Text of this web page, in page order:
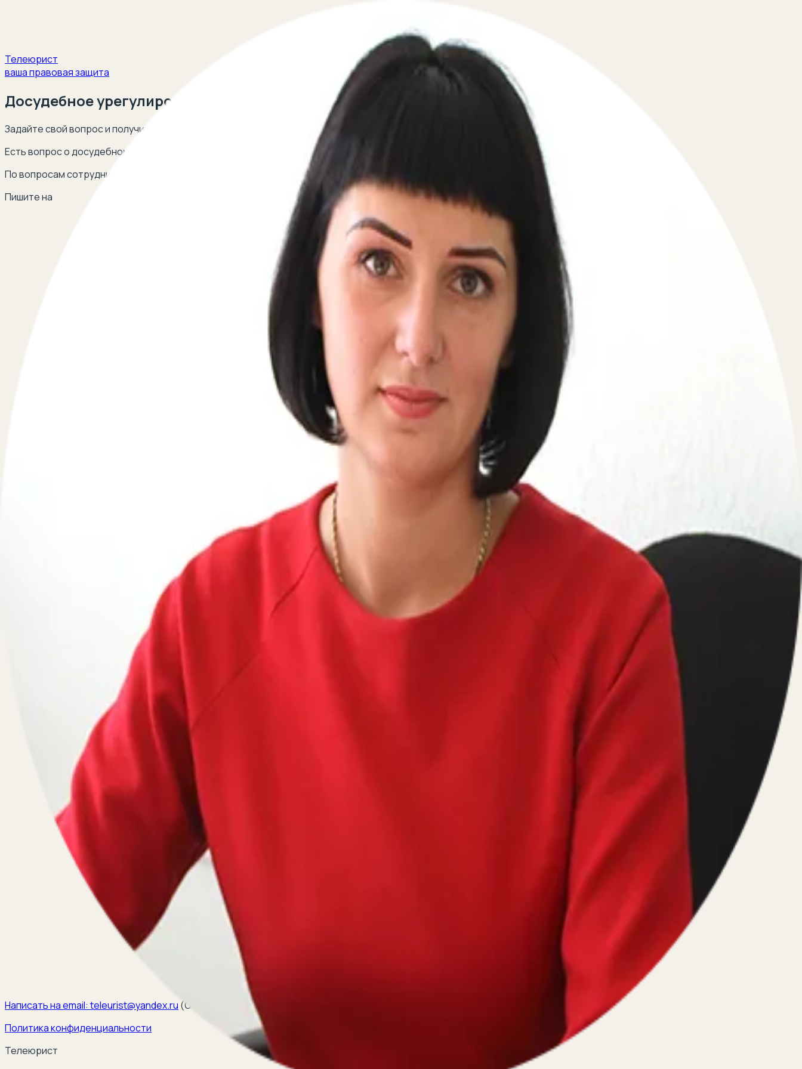
Телеюрист
ваша правовая защита
Досудебное урегулирование спора
Задайте свой вопрос и получите ответ опытных юристов в сфере гражданского права в течение 5 минут!
Есть вопрос о досудебном урегулировании спора? Оставьте свой телефон, перезвоним мгновенно:
По вопросам сотрудничества
Пишите на
Написать на email: teleurist@yandex.ru (ООО ЭЛКОМ, ИНН 6670334641, ОГРН 1116670009796
Политика конфиденциальности
Телеюрист